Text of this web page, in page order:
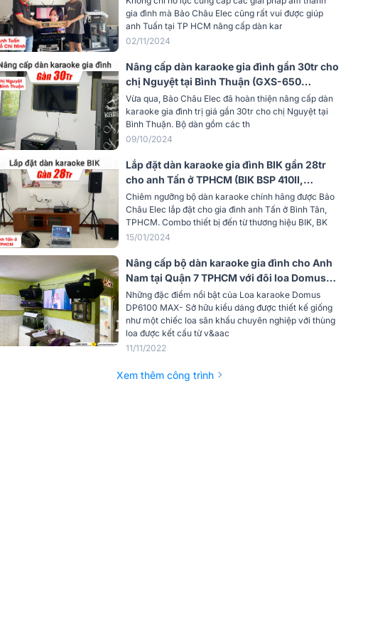
gia đình mà Bảo Châu Elec cũng rất vui được giúp
anh Tuấn tại TP HCM nâng cấp dàn kar
02/11/2024
Nâng cấp dàn karaoke gia đình gần 30tr cho
chị Nguyệt tại Bình Thuận (GXS-650
KP500, BCE UGX12...)
Vừa qua, Bảo Châu Elec đã hoàn thiện nâng cấp dàn
karaoke gia đình trị giá gần 30tr cho chị Nguyệt tại
Bình Thuận. Bộ dàn gồm các th
09/10/2024
Lắp đặt dàn karaoke gia đình BIK gần 28tr
cho anh Tấn ở TPHCM (BIK BSP 410II,
BKSound DKA 6500, SW512)
Chiêm ngưỡng bộ dàn karaoke chính hãng được Bảo
Châu Elec lắp đặt cho gia đình anh Tấn ở Bình Tân,
TPHCM. Combo thiết bị đến từ thương hiệu BIK, BK
15/01/2024
Nâng cấp bộ dàn karaoke gia đình cho Anh
Nam tại Quận 7 TPHCM với đôi loa Domus
cực hay
Những đặc điểm nổi bật của Loa karaoke Domus
DP6100 MAX- Sở hữu kiểu dáng được thiết kế giống
như một chiếc loa sân khấu chuyên nghiệp với thùng
loa được kết cấu từ v&aac
11/11/2022
Xem thêm công trình